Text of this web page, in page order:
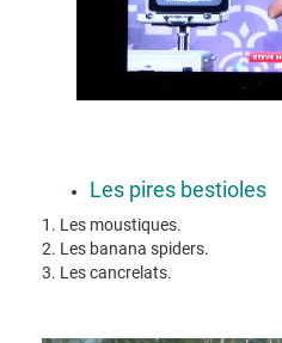
Les pires bestioles
1. Les moustiques.
2. Les banana spiders.
3. Les cancrelats.